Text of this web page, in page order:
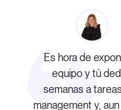
Es hora de
equipo y tú
semanas a
management y,